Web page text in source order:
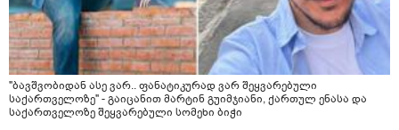
"ბავშვობიდან ასე ვარ.. ფანატიკურად ვარ შეყვარებული
საქართველოზე" - გაიცანით მარტინ გუიმჯიანი, ქართულ ენასა და
საქართველოზე შეყვარებული სომეხი ბიჭი